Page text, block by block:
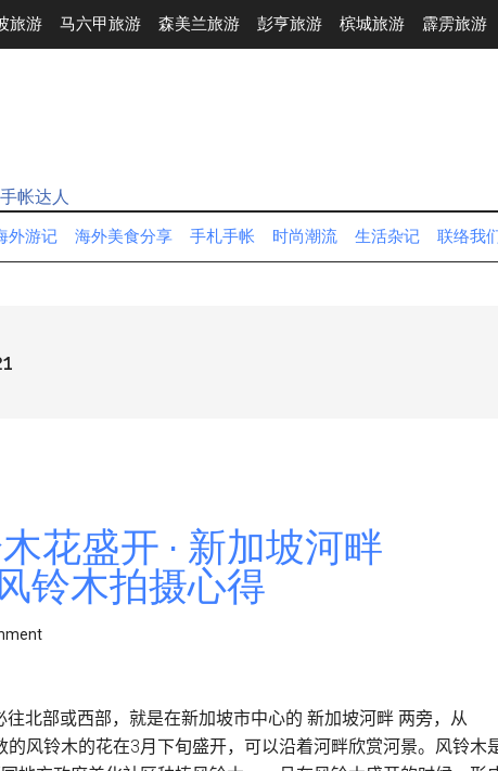
旅游 马六甲旅游 森美兰旅游 彭亨旅游 槟城旅游 霹雳旅游
帐达人
外游记 海外美食分享 手札手帐 时尚潮流 生活杂记 联络我
花盛开 · 新加坡河畔
铃木拍摄心得
北部或西部，就是在新加坡市中心的 新加坡河畔 两旁，从
的风铃木的花在3月下旬盛开，可以沿着河畔欣赏河景。风铃木